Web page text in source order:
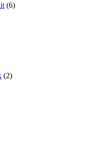
(6)
(2)